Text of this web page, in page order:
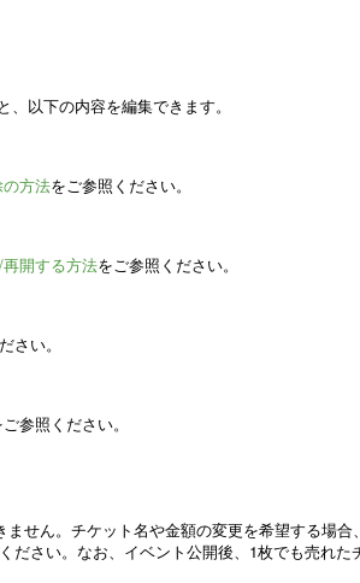
、以下の内容を編集できます。
方法をご参照ください。
開する方法をご参照ください。
さい。
参照ください。
せん。チケット名や金額の変更を希望する場
ださい。なお、イベント公開後、1枚でも売れた